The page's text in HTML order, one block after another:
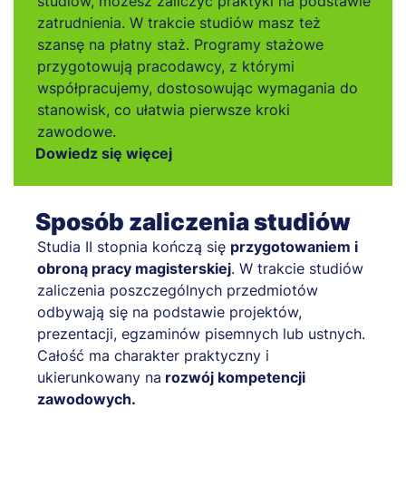
zatrudnienia. W trakcie studiów masz też
szansę na płatny staż. Programy stażowe
przygotowują pracodawcy, z którymi
współpracujemy, dostosowując wymagania do
stanowisk, co ułatwia pierwsze kroki
zawodowe.
Dowiedz się więcej
Sposób zaliczenia studiów
Studia II stopnia kończą się przygotowaniem i
obroną pracy magisterskiej. W trakcie studiów
zaliczenia poszczególnych przedmiotów
odbywają się na podstawie projektów,
prezentacji, egzaminów pisemnych lub ustnych.
Całość ma charakter praktyczny i
ukierunkowany na rozwój kompetencji
zawodowych.